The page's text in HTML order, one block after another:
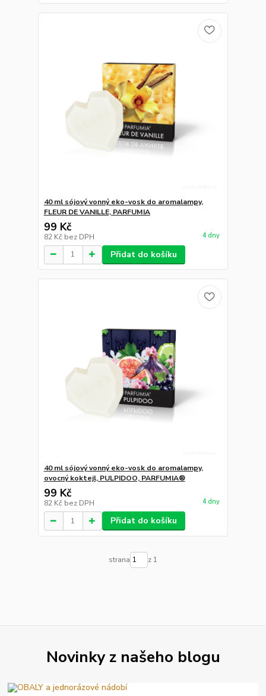
40 ml sójový vonný eko-vosk do aromalampy,
FLEUR DE VANILLE, PARFUMIA
99 Kč
82 Kč bez DPH 4 dny
Přidat do košíku
40 ml sójový vonný eko-vosk do aromalampy,
ovocný koktejl, PULPIDOO, PARFUMIA®
99 Kč
82 Kč bez DPH 4 dny
Přidat do košíku
strana z 1
Novinky z našeho blogu